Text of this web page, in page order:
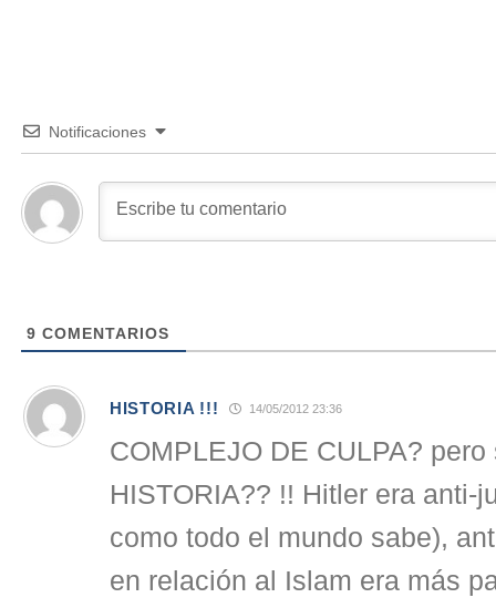
Notificaciones
9 COMENTARIOS
HISTORIA !!! 14/05/2012 23:36
COMPLEJO DE CULPA?
HISTORIA?? !! Hitler era anti-
como todo el mundo sabe),
en relación al Islam era más